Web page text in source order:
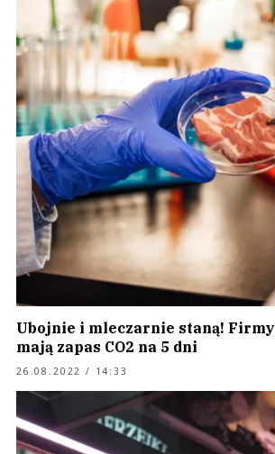
Ubojnie i mleczarnie staną!
mają zapas CO2 na 5 dni
26.08.2022 / 14:33